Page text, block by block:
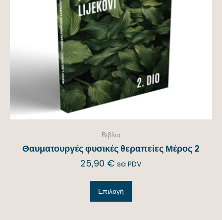
Βιβλια
Θαυματουργές φυσικές θεραπείες Μέρος 2
25,90 € sa PDV
Επιλογή